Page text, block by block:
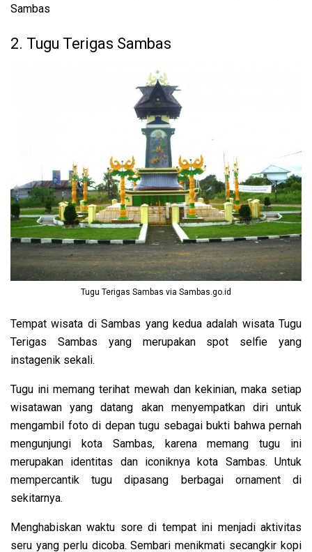
Sambas
2. Tugu Terigas Sambas
Tugu Terigas Sambas via Sambas.go.id
Tempat wisata di Sambas yang kedua adalah wisata Tugu
Terigas Sambas yang merupakan spot selfie yang
instagenik sekali.
Tugu ini memang terihat mewah dan kekinian, maka setiap
wisatawan yang datang akan menyempatkan diri untuk
mengambil foto di depan tugu sebagai bukti bahwa pernah
mengunjungi kota Sambas, karena memang tugu ini
merupakan identitas dan iconiknya kota Sambas. Untuk
mempercantik tugu dipasang berbagai ornament di
sekitarnya.
Menghabiskan waktu sore di tempat ini menjadi aktivitas
seru yang perlu dicoba. Sembari menikmati secangkir kopi